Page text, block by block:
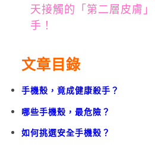
天接觸的「第二層皮膚
手！
文章目錄
手機殼，竟成健康殺手？
哪些手機殼，最危險？
如何挑選安全手機殼？